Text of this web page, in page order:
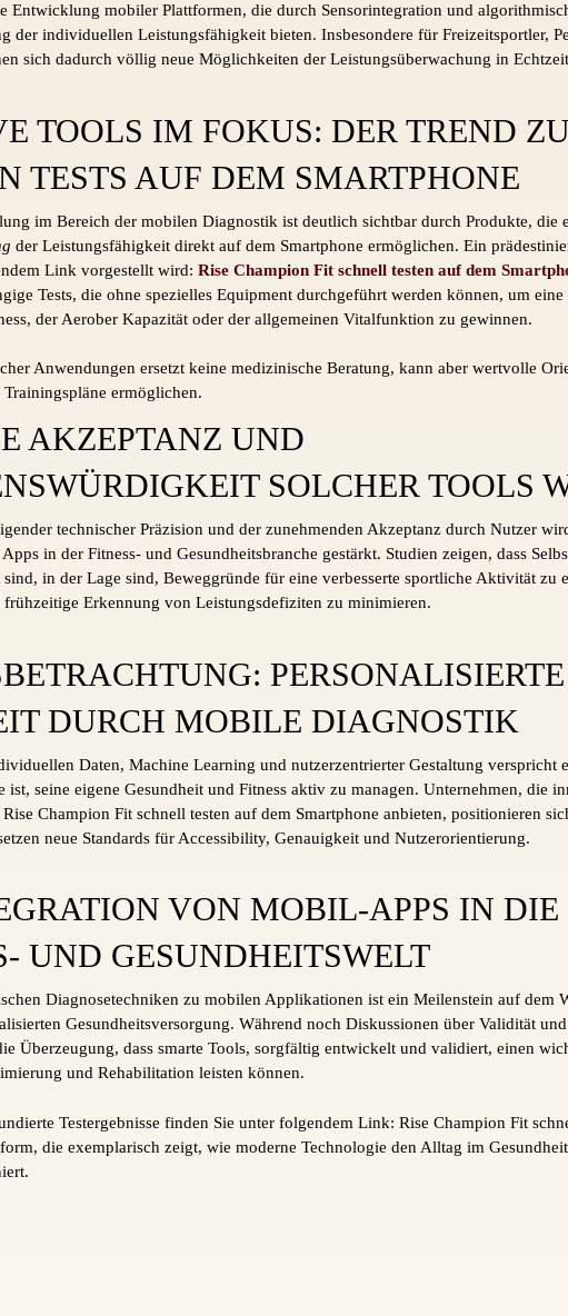
Entwicklung mobiler Plattformen, die durch Sensorintegration und
der individuellen Leistungsfähigkeit bieten. Insbesondere für Freizeitsportler,
sich dadurch völlig neue Möglichkeiten der Leistungsüberwachung in
TOOLS IM FOKUS: DER TREND ZU
TESTS AUF DEM SMARTPHONE
im Bereich der mobilen Diagnostik ist deutlich sichtbar durch Produkte, die
der Leistungsfähigkeit direkt auf dem Smartphone ermöglichen. Ein
Link vorgestellt wird: Rise Champion Fit schnell testen auf dem
Tests, die ohne spezielles Equipment durchgeführt werden können, um eine
der Aerober Kapazität oder der allgemeinen Vitalfunktion zu gewinnen.
Anwendungen ersetzt keine medizinische Beratung, kann aber wertvolle
ermöglichen.
AKZEPTANZ UND
SOLCHER TOOLS
technischer Präzision und der zunehmenden Akzeptanz durch Nutzer
in der Fitness- und Gesundheitsbranche gestärkt. Studien zeigen, dass
in der Lage sind, Beweggründe für eine verbesserte sportliche Aktivität zu
Erkennung von Leistungsdefiziten zu minimieren.
PERSONALISIERTE
DURCH MOBILE DIAGNOSTIK
Daten, Machine Learning und nutzerzentrierter Gestaltung verspricht
ist, seine eigene Gesundheit und Fitness aktiv zu managen. Unternehmen, die
Champion Fit schnell testen auf dem Smartphone anbieten, positionieren
neue Standards für Accessibility, Genauigkeit und Nutzerorientierung.
VON MOBIL-APPS IN DIE
UND GESUNDHEITSWELT
Diagnosetechniken zu mobilen Applikationen ist ein Meilenstein auf dem
Gesundheitsversorgung. Während noch Diskussionen über Validität
Überzeugung, dass smarte Tools, sorgfältig entwickelt und validiert, einen
und Rehabilitation leisten können.
Testergebnisse finden Sie unter folgendem Link: Rise Champion Fit
die exemplarisch zeigt, wie moderne Technologie den Alltag im